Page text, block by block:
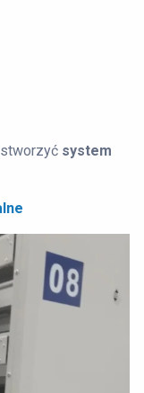
system